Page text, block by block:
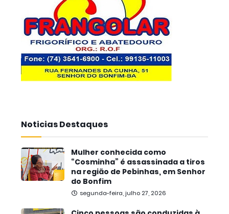
Noticias Destaques
Mulher conhecida como
“Cosminha” é assassinada a tiros
na região de Pebinhas, em Senhor
do Bonfim
segunda-feira, julho 27, 2026